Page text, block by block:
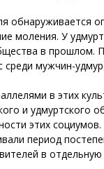
моления. У
в
среди мужчин-
в этих
и удмуртского
этих
период
в